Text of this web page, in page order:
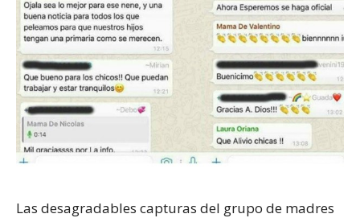
Las desagradables capturas del grupo de madres